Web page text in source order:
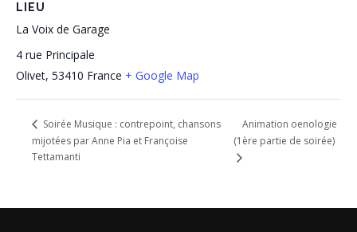
LIEU
La Voix de Garage
4 rue Principale
Olivet, 53410 France + Google Map
Soirée Musique : contrepoint, chansons
mijotées par Anne Pia et Françoise
Tettamanti
Animation oenologie
(1ère partie de soirée)